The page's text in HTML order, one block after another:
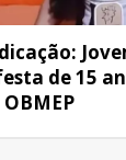
de 15